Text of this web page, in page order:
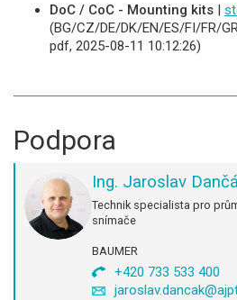
DoC / CoC - Mounting kits |
(BG/CZ/DE/DK/EN/ES/FI/FR/
pdf, 2025-08-11 10:12:26)
Podpora
Ing. Jaroslav
Technik specialista pro
snímače
BAUMER
+420 733 533 400